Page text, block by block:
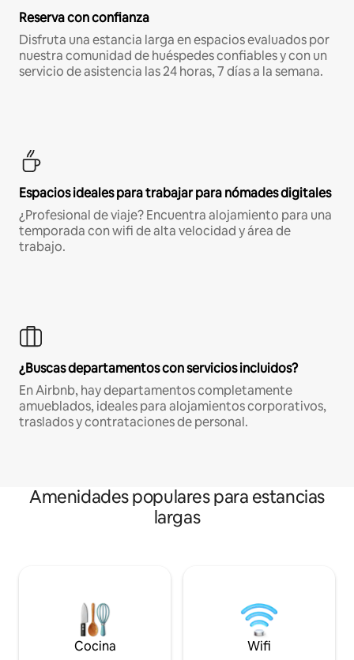
Reserva con confianza
Disfruta una estancia larga en espacios evaluados por
nuestra comunidad de huéspedes confiables y con un
servicio de asistencia las 24 horas, 7 días a la semana.
Espacios ideales para trabajar para nómades digitales
¿Profesional de viaje? Encuentra alojamiento para una
temporada con wifi de alta velocidad y área de
trabajo.
¿Buscas departamentos con servicios incluidos?
En Airbnb, hay departamentos completamente
amueblados, ideales para alojamientos corporativos,
traslados y contrataciones de personal.
Amenidades populares para estancias
largas
Cocina Wifi